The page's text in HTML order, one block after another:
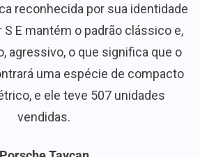
reconhecida por sua identidade
S E mantém o padrão clássico e,
agressivo, o que significa que o
uma espécie de compacto
e ele teve 507 unidades
vendidas.